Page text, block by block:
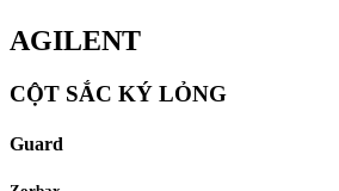
AGILENT
CỘT SẮC KÝ LỎNG
Guard